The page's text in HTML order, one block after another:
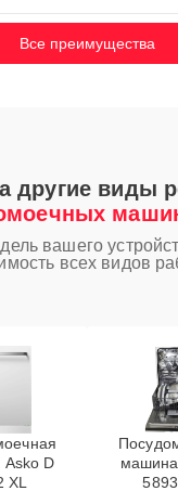
Все преимущества
другие виды
вашего
всех видов
D
XL